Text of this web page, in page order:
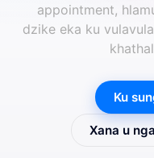
appointment,
dzike eka ku
Ku
Xana u